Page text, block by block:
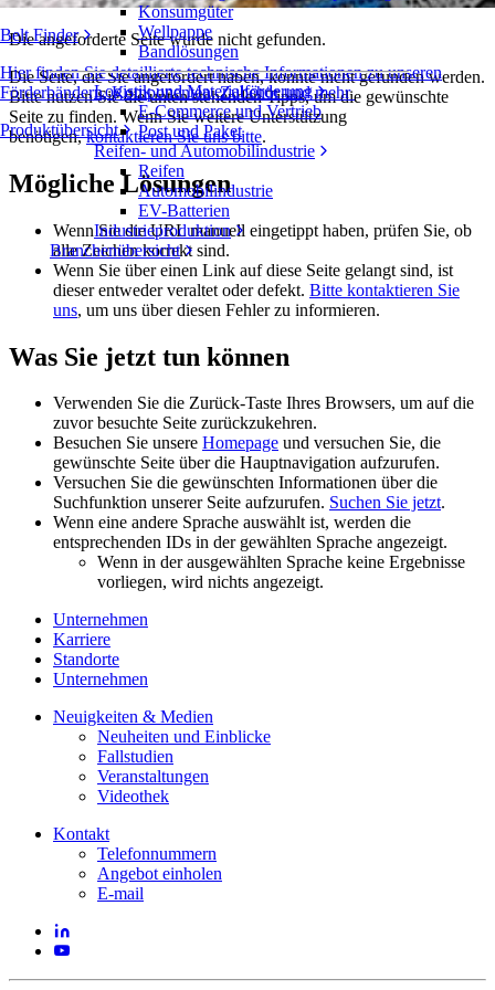
Belt Finder
Hier finden Sie detaillierte technische Informationen zu unseren
Förderbändern, Komponenten, Zubehör und mehr
Produktübersicht
Konsumgüter
Wellpappe
Bandlösungen
Logistik und Materialförderung
E-Commerce und Vertrieb
Post und Paket
Reifen- und Automobilindustrie
Reifen
Automobilindustrie
EV-Batterien
Industrieproduktion
Branchenübersicht
Die angeforderte Seite wurde nicht gefunden.
Die Seite, die Sie angefordert haben, konnte nicht gefunden werden.
Bitte nutzen Sie die unten stehenden Tipps, um die gewünschte
Seite zu finden. Wenn Sie weitere Unterstützung
benötigen,kontaktieren Sie uns bitte.
Mögliche Lösungen
Wenn Sie die URL manuell eingetippt haben, prüfen Sie, ob
alle Zeichen korrekt sind.
Wenn Sie über einen Link auf diese Seite gelangt sind, ist
dieser entweder veraltet oder defekt. Bitte kontaktieren Sie
uns, um uns über diesen Fehler zu informieren.
Was Sie jetzt tun können
Verwenden Sie die Zurück-Taste Ihres Browsers, um auf die
zuvor besuchte Seite zurückzukehren.
Besuchen Sie unsere Homepage und versuchen Sie, die
gewünschte Seite über die Hauptnavigation aufzurufen.
Versuchen Sie die gewünschten Informationen über die
Suchfunktion unserer Seite aufzurufen. Suchen Sie jetzt.
Wenn eine andere Sprache auswählt ist, werden die
entsprechenden IDs in der gewählten Sprache angezeigt.
Wenn in der ausgewählten Sprache keine Ergebnisse
vorliegen, wird nichts angezeigt.
Unternehmen
Karriere
Standorte
Unternehmen
Neuigkeiten & Medien
Neuheiten und Einblicke
Fallstudien
Veranstaltungen
Videothek
Kontakt
Telefonnummern
Angebot einholen
E-mail